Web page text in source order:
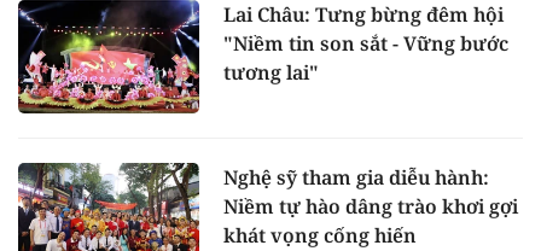
Lai Châu: Tưng bừng đêm hội
"Niềm tin son sắt - Vững bước
tương lai"
Nghệ sỹ tham gia diễu hành:
Niềm tự hào dâng trào khơi gợi
khát vọng cống hiến